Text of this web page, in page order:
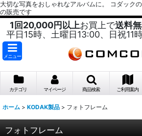
大切な写真をおしゃれなアルバムに。 コダック
の販売です
1回20,000円以上お買上で送料
平日15時、土曜日13:00、日祝11
メニュー
カテゴリ マイページ 商品検索 ご利用案内
ホーム > KODAK製品 > フォトフレーム
フォトフレーム